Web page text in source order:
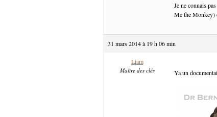
Je ne connais
Me the Monkey)
31 mars 2014 à 19 h 06 min
Liam
Maître des clés Ya un